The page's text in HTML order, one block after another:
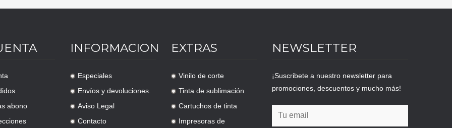
abono
INFORMACION
.
Especiales
.
Envíos y devoluciones.
.
Aviso Legal
.
Contacto
EXTRAS
.
Vinilo de corte
.
Tinta de sublimación
.
Cartuchos de tinta
.
Impresoras de
NEWSLETTER
¡Suscribete a nuestro newsletter para
promociones, descuentos y mucho más!